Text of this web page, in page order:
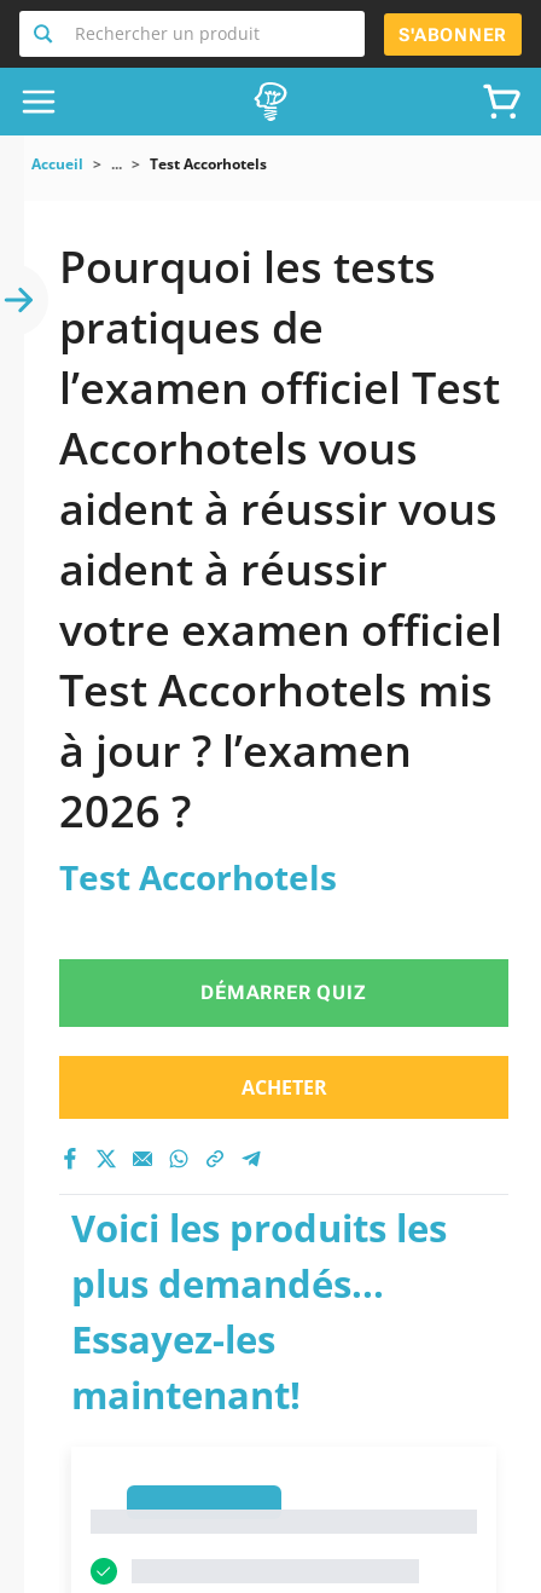
Rechercher un produit S'ABONNER
Accueil ... Test Accorhotels
Pourquoi les tests
pratiques de
l’examen officiel Test
Accorhotels vous
aident à réussir vous
aident à réussir
votre examen officiel
Test Accorhotels mis
à jour ? l’examen
2026 ?
Test Accorhotels
DÉMARRER QUIZ
ACHETER
Voici les produits les
plus demandés...
Essayez-les
maintenant!